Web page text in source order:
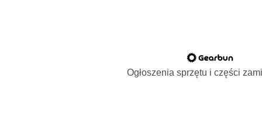
Ogłoszenia sprzętu i części